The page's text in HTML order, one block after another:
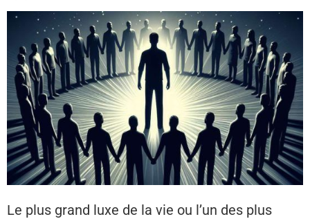
Le plus grand luxe de la vie ou l’un des plus